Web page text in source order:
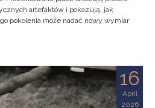
artefaktów i pokazują, jak
pokolenia może nadać nowy wymiar
16
April
2026